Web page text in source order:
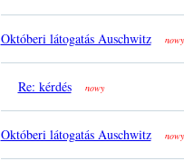
Októberi látogatás Auschwitz nowy
Re: kérdés nowy
Októberi látogatás Auschwitz nowy